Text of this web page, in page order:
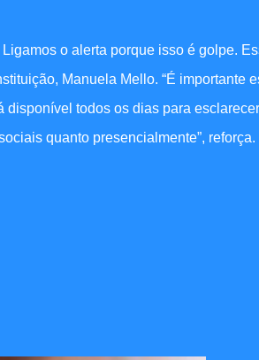
o alerta porque isso é golpe.
Manuela Mello. “É importante
disponível todos os dias para esclarecer
quanto presencialmente”, reforça.